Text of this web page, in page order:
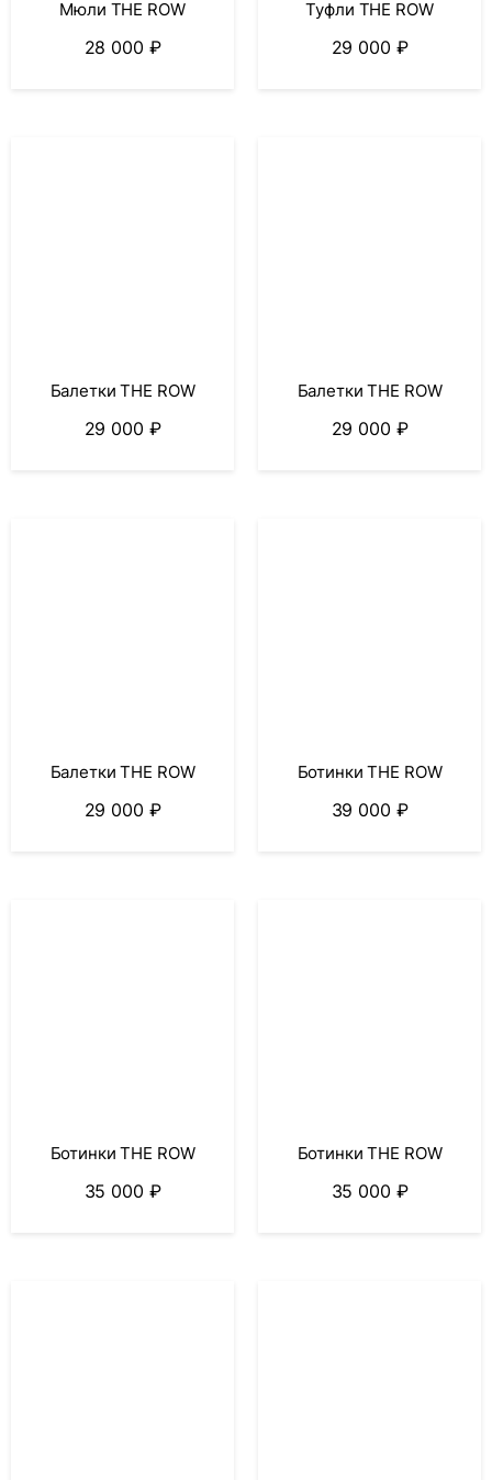
Мюли THE ROW
28 000 ₽
Туфли THE ROW
29 000 ₽
Балетки THE ROW
29 000 ₽
Балетки THE ROW
29 000 ₽
Балетки THE ROW
29 000 ₽
Ботинки THE ROW
39 000 ₽
Ботинки THE ROW
35 000 ₽
Ботинки THE ROW
35 000 ₽